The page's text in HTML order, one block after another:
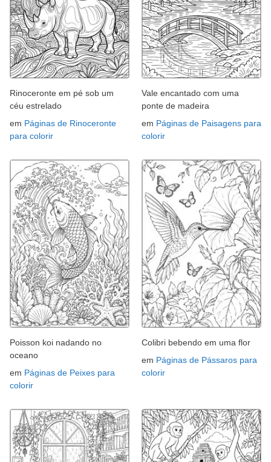
Rinoceronte em pé sob um
céu estrelado
em Páginas de Rinoceronte
para colorir
Vale encantado com uma
ponte de madeira
em Páginas de Paisagens para
colorir
Poisson koi nadando no
oceano
em Páginas de Peixes para
colorir
Colibri bebendo em uma flor
em Páginas de Pássaros para
colorir